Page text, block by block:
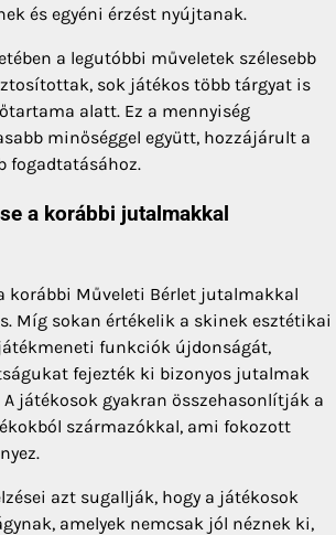
és egyéni érzést nyújtanak.
a legutóbbi műveletek szélesebb
sok játékos több tárgyat is
alatt. Ez a mennyiség
minőséggel együtt, hozzájárult a
fogadtatásához.
a korábbi jutalmakkal
korábbi Műveleti Bérlet jutalmakkal
Míg sokan értékelik a skinek esztétikai
funkciók újdonságát,
fejezték ki bizonyos jutalmak
játékosok gyakran összehasonlítják a
származókkal, ami fokozott
azt sugallják, hogy a játékosok
amelyek nemcsak jól néznek ki,